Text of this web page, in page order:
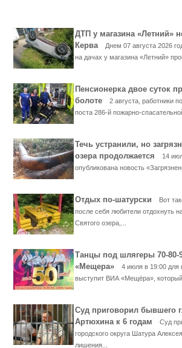
ДТП у магазина «Летний»
Керва
Днем 07 августа 2026
на дачах у магазина «Летний»
Пенсионерка двое суток
болоте
2 августа, работники
поста 286-й пожарно-
Течь устранили, но
озера продолжается
14
опубликована новость
Отдых по-шатурски
Вот
после себя любители отдохнуть
Святого озера,...
Танцы под шлягеры 70-80-
«Мещера»
4 июля в 19:00 для
выступит ВИА «Мещёра», который
Суд приговорил бывшего
Артюхина к 6 годам
Суд
городского округа Шатура
лишения...